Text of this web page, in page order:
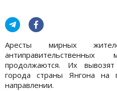
Аресты мирных
продолжаются. Их
города страны Янгона на
направлении.